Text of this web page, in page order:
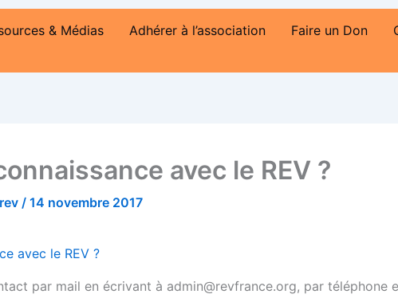
& Médias Adhérer à l’association Faire un Don
avec le REV ?
/ 14 novembre 2017
avec le REV ?
par mail en écrivant à admin@revfrance.org, par téléphone